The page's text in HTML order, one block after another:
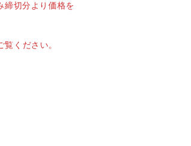
締切分より価格を
覧ください。